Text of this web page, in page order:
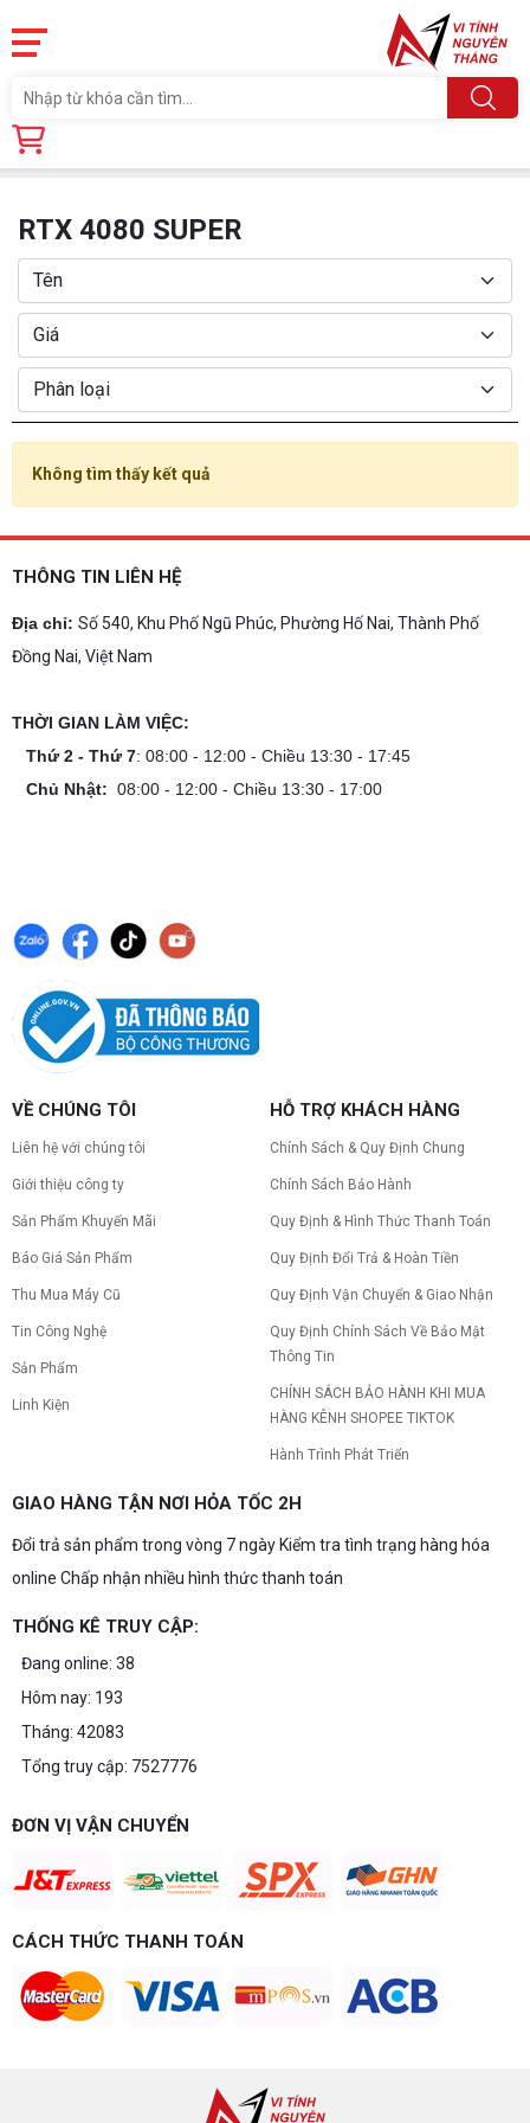
Trang chủ
RTX 4080 SUPER
Không tìm thấy kết quả
THÔNG TIN LIÊN HỆ
Địa chỉ: Số 540, Khu Phố Ngũ Phúc, Phường Hố Nai, Thành Phố
Đồng Nai, Việt Nam
THỜI GIAN LÀM VIỆC:
Thứ 2 - Thứ 7: 08:00 - 12:00 - Chiều 13:30 - 17:45
Chủ Nhật: 08:00 - 12:00 - Chiều 13:30 - 17:00
VỀ CHÚNG TÔI
Liên hệ với chúng tôi
Giới thiệu công ty
Sản Phẩm Khuyến Mãi
Báo Giá Sản Phẩm
Thu Mua Máy Cũ
Tin Công Nghệ
Sản Phẩm
Linh Kiện
HỖ TRỢ KHÁCH HÀNG
Chính Sách & Quy Định Chung
Chính Sách Bảo Hành
Quy Định & Hình Thức Thanh Toán
Quy Định Đổi Trả & Hoàn Tiền
Quy Định Vận Chuyển & Giao Nhận
Quy Định Chính Sách Về Bảo Mật
Thông Tin
CHÍNH SÁCH BẢO HÀNH KHI MUA
HÀNG KÊNH SHOPEE TIKTOK
Hành Trình Phát Triển
GIAO HÀNG TẬN NƠI HỎA TỐC 2H
Đổi trả sản phẩm trong vòng 7 ngày Kiểm tra tình trạng hàng hóa
online Chấp nhận nhiều hình thức thanh toán
THỐNG KÊ TRUY CẬP:
Đang online: 38
Hôm nay: 193
Tháng: 42083
Tổng truy cập: 7527776
ĐƠN VỊ VẬN CHUYỂN
CÁCH THỨC THANH TOÁN